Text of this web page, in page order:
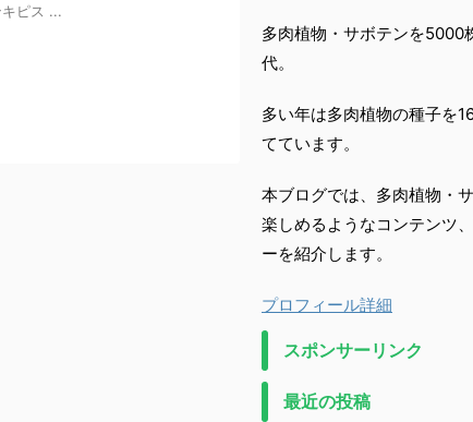
ピス ...
多肉植物・サボテンを5000
代。
多い年は多肉植物の種子を
てています。
本ブログでは、多肉植物・
楽しめるようなコンテンツ
ーを紹介します。
プロフィール詳細
スポンサーリンク
最近の投稿